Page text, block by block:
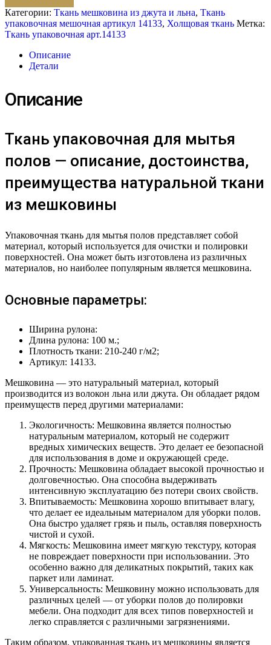
Категории: Ткань мешковина из джута и льна, Ткань
упаковочная мешочная артикул 14133, Холщовая ткань Метка:
Ткань упаковочная арт.14133
Описание
Детали
Описание
Ткань упаковочная для мытья
полов — описание, достоинства,
преимущества натуральной ткани
из мешковины
Упаковочная ткань для мытья полов представляет собой
материал, который используется для очистки и полировки
поверхностей. Она может быть изготовлена из различных
материалов, но наиболее популярным является мешковина.
Основные параметры:
Ширина рулона:
Длина рулона: 100 м.;
Плотность ткани: 210-240 г/м2;
Артикул: 14133.
Мешковина — это натуральный материал, который
производится из волокон льна или джута. Он обладает рядом
преимуществ перед другими материалами:
Экологичность: Мешковина является полностью
натуральным материалом, который не содержит
вредных химических веществ. Это делает ее безопасной
для использования в доме и окружающей среде.
Прочность: Мешковина обладает высокой прочностью и
долговечностью. Она способна выдерживать
интенсивную эксплуатацию без потери своих свойств.
Впитываемость: Мешковина хорошо впитывает влагу,
что делает ее идеальным материалом для уборки полов.
Она быстро удаляет грязь и пыль, оставляя поверхность
чистой и сухой.
Мягкость: Мешковина имеет мягкую текстуру, которая
не повреждает поверхности при использовании. Это
особенно важно для деликатных покрытий, таких как
паркет или ламинат.
Универсальность: Мешковину можно использовать для
различных целей — от уборки полов до полировки
мебели. Она подходит для всех типов поверхностей и
легко справляется с различными загрязнениями.
Таким образом, упакованная ткань из мешковины является